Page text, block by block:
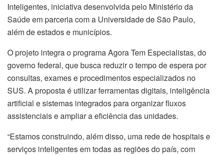
Inteligentes, iniciativa desenvolvida pelo Ministério da
Saúde em parceria com a Universidade de São Paulo,
além de estados e municípios.
O projeto integra o programa Agora Tem Especialistas, do
governo federal, que busca reduzir o tempo de espera por
consultas, exames e procedimentos especializados no
SUS. A proposta é utilizar ferramentas digitais, inteligência
artificial e sistemas integrados para organizar fluxos
assistenciais e ampliar a eficiência das unidades.
“Estamos construindo, além disso, uma rede de hospitais e
serviços inteligentes em todas as regiões do país, com